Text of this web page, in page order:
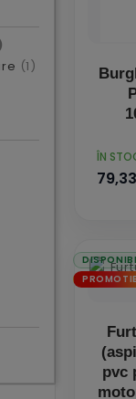
(1)
PRET
ÎN
PROMOTIE
pvc